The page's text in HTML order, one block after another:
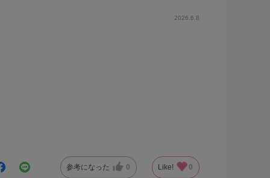
2026.6.8
参考になった 0 Like! 0